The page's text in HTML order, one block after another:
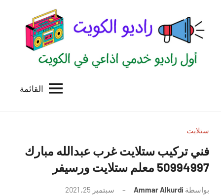
المحتوى
الكويت
للاعلانات
بالكويت
القائمة
ستلايت
فني تركيب ستلايت غرب عبدالله مبارك
50994997 معلم ستلايت ورسيفر
بواسطة Ammar Alkurdi سبتمبر 25, 2021